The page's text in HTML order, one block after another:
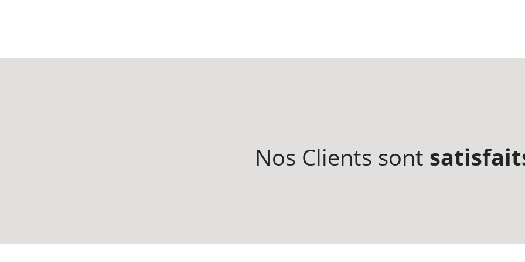
Nos Clients sont